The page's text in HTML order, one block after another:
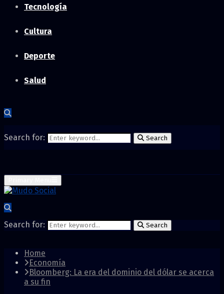
Tecnología
Cultura
Deporte
Salud
Search for: Search
Search for: Search
Home
Economía
Bloomberg: La era del dominio del dólar se acerca
a su fin